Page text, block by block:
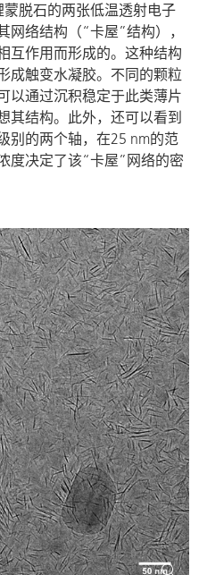
脱石的两张低温透射电子
络结构（“卡屋”结构），
互作用而形成的。这种结构
成触变水凝胶。不同的颗粒
以通过沉积稳定于此类薄片
其结构。此外，还可以看到
别的两个轴，在25 nm的范
度决定了该“卡屋”网络的密